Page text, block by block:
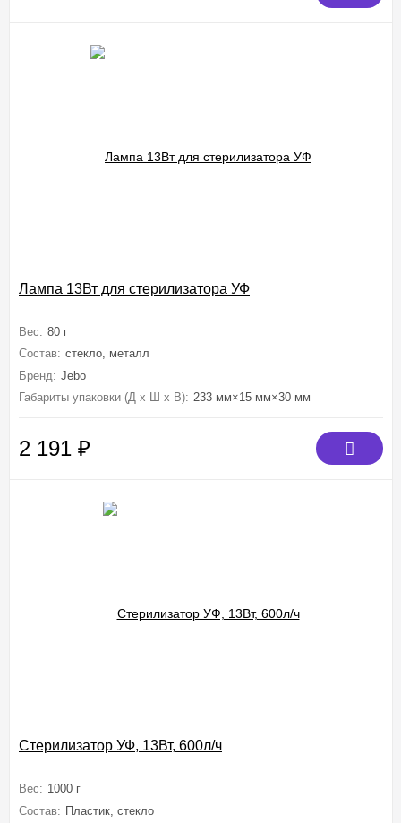
Лампа 13Вт для стерилизатора УФ
Вес: 80 г
Состав: стекло, металл
Бренд: Jebo
Габариты упаковки (Д х Ш х В): 233 мм×15 мм×30 мм
2 191 ₽
Стерилизатор УФ, 13Вт, 600л/ч
Вес: 1000 г
Состав: Пластик, стекло